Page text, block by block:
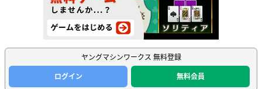
ヤングマシンワークス 無料登録
ログイン
無料会員